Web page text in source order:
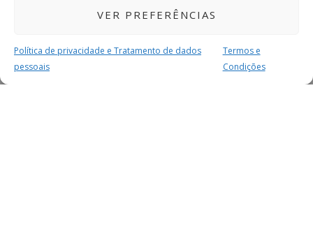
VER PREFERÊNCIAS
Política de privacidade e Tratamento de dados
pessoais
Termos e
Condições